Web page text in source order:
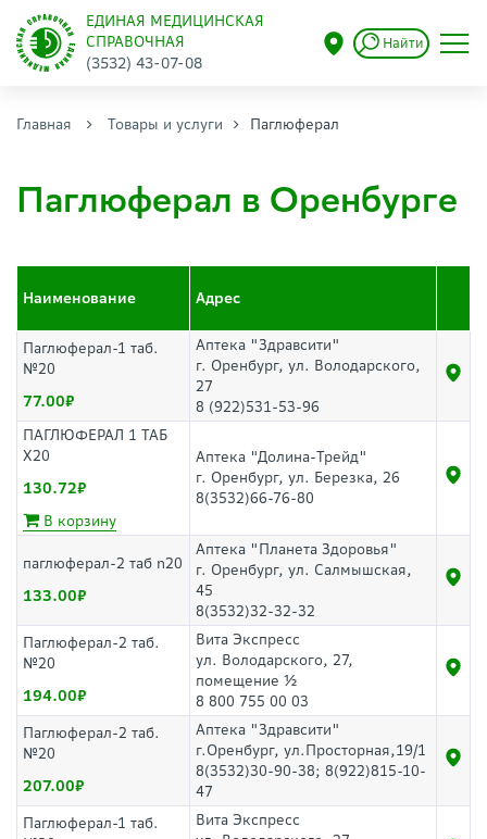
ЕДИНАЯ МЕДИЦИНСКАЯ
СПРАВОЧНАЯ
(3532) 43-07-08
Найти
Главная Товары и услуги Паглюферал
Паглюферал в Оренбурге
Наименование Адрес
Паглюферал-1 таб.
№20
77.00
Аптека "Здравсити"
г. Оренбург, ул. Володарского,
27
8 (922)531-53-96
ПАГЛЮФЕРАЛ 1 ТАБ
Х20
130.72
В корзину
Аптека "Долина-Трейд"
г. Оренбург, ул. Березка, 26
8(3532)66-76-80
паглюферал-2 таб n20
133.00
Аптека "Планета Здоровья"
г. Оренбург, ул. Салмышская,
45
8(3532)32-32-32
Паглюферал-2 таб.
№20
194.00
Вита Экспресс
ул. Володарского, 27,
помещение ½
8 800 755 00 03
Паглюферал-2 таб.
№20
207.00
Аптека "Здравсити"
г.Оренбург, ул.Просторная,19/1
8(3532)30-90-38; 8(922)815-10-
47
Паглюферал-1 таб.
Вита Экспресс